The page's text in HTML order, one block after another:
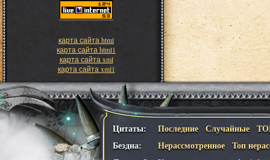
карта сайта html
карта сайта html1
карта сайта xml
карта сайта xml1
Цитаты: Последние Случайные
Бездна:
Нерассмотренное
Топ